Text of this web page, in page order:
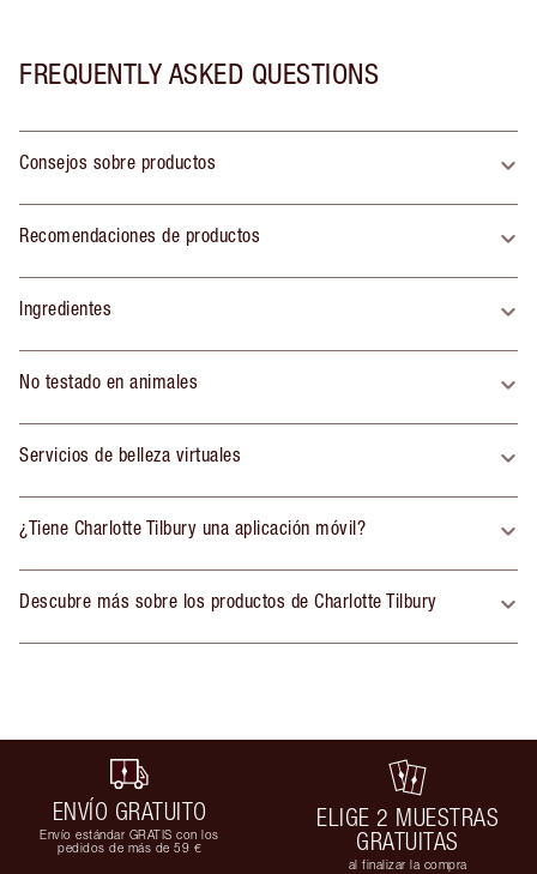
FREQUENTLY ASKED QUESTIONS
Consejos sobre productos
Recomendaciones de productos
Ingredientes
No testado en animales
Servicios de belleza virtuales
¿Tiene Charlotte Tilbury una aplicación móvil?
Descubre más sobre los productos de Charlotte Tilbury
ENVÍO GRATUITO
Envío estándar GRATIS con los
pedidos de más de 59 €
ELIGE 2 MUESTRAS
GRATUITAS
al finalizar la compra